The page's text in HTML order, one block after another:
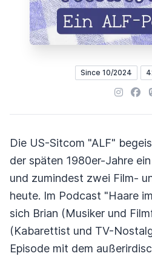
Since 10/2024
Die US-Sitcom "ALF"
der späten 1980er-Jahre
und zumindest zwei Film-
heute. Im Podcast "Haare
sich Brian (Musiker und
(Kabarettist und TV-
Episode mit dem